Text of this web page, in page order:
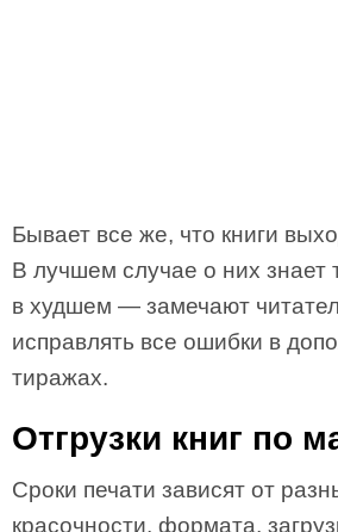
Бывает все же, что книги
В лучшем случае о них знает
в худшем — замечают
исправлять все ошибки в
тиражах.
Отгрузки книг по
Сроки печати зависят от
красочности, формата,